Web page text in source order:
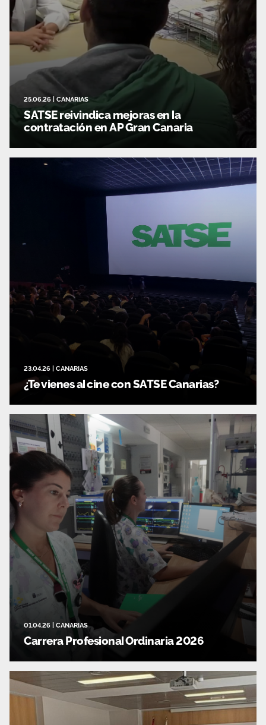
25.06.26 CANARIAS
SATSE reivindica mejoras en la
contratación en AP Gran Canaria
23.04.26 CANARIAS
¿Te vienes al cine con SATSE Canarias?
01.04.26 CANARIAS
Carrera Profesional Ordinaria 2026